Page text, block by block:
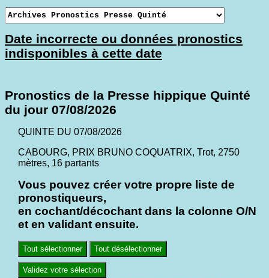
Date incorrecte ou données pronostics
indisponibles à cette date
Pronostics de la Presse hippique Quinté
du jour 07/08/2026
QUINTE DU 07/08/2026
CABOURG, PRIX BRUNO COQUATRIX, Trot, 2750
mètres, 16 partants
Vous pouvez créer votre propre liste de
pronostiqueurs,
en cochant/décochant dans la colonne O/N
et en validant ensuite.
Tout sélectionner Tout désélectionner
Validez votre sélection